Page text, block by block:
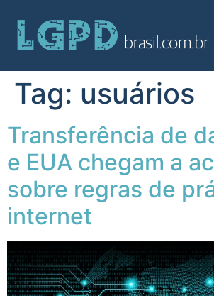
Tag: usuários
Transferência de
e EUA chegam a
sobre regras de
internet